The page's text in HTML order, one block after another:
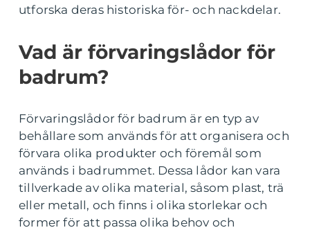
utforska deras historiska för- och nackdelar.
Vad är förvaringslådor för
badrum?
Förvaringslådor för badrum är en typ av
behållare som används för att organisera och
förvara olika produkter och föremål som
används i badrummet. Dessa lådor kan vara
tillverkade av olika material, såsom plast, trä
eller metall, och finns i olika storlekar och
former för att passa olika behov och